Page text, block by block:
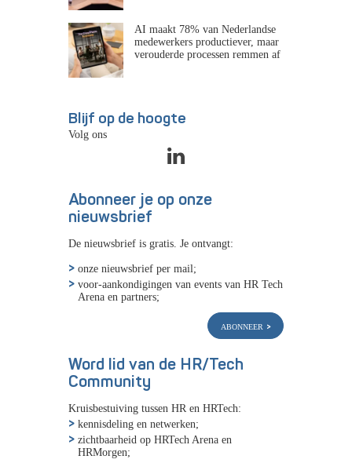
AI maakt 78% van Nederlandse
medewerkers productiever, maar
verouderde processen remmen af
Blijf op de hoogte
Volg ons
Abonneer je op onze
nieuwsbrief
De nieuwsbrief is gratis. Je ontvangt:
onze nieuwsbrief per mail;
voor-aankondigingen van events van HR Tech
Arena en partners;
abonneer
Word lid van de HR/Tech
Community
Kruisbestuiving tussen HR en HRTech:
kennisdeling en netwerken;
zichtbaarheid op HRTech Arena en
HRMorgen;